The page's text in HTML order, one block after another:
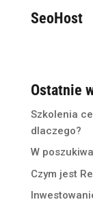
SeoHost
Ostatnie
Szkolenia
dlaczego?
W
Czym jest